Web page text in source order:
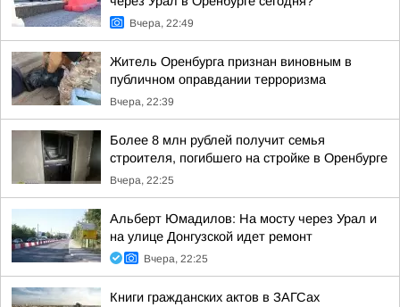
Вчера, 22:49
Житель Оренбурга признан виновным в
публичном оправдании терроризма
Вчера, 22:39
Более 8 млн рублей получит семья
строителя, погибшего на стройке в Оренбурге
Вчера, 22:25
Альберт Юмадилов: На мосту через Урал и
на улице Донгузской идет ремонт
Вчера, 22:25
Книги гражданских актов в ЗАГСах